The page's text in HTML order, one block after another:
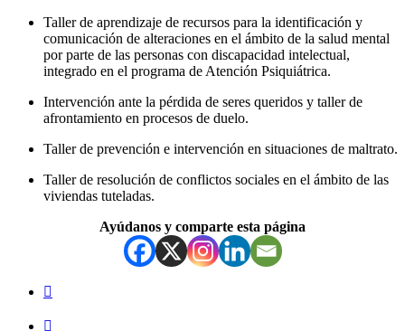
Taller de aprendizaje de recursos para la identificación y
comunicación de alteraciones en el ámbito de la salud mental
por parte de las personas con discapacidad intelectual,
integrado en el programa de Atención Psiquiátrica.
Intervención ante la pérdida de seres queridos y taller de
afrontamiento en procesos de duelo.
Taller de prevención e intervención en situaciones de maltrato.
Taller de resolución de conflictos sociales en el ámbito de las
viviendas tuteladas.
Ayúdanos y comparte esta página
navegación